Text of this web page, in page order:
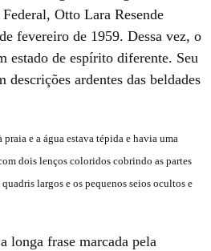
Otto Lara Resende
fevereiro de 1959. Dessa vez, o
estado de espírito diferente. Seu
descrições ardentes das beldades
e a água estava tépida e havia uma
dois lenços coloridos cobrindo as partes
largos e os pequenos seios ocultos e
longa frase marcada pela